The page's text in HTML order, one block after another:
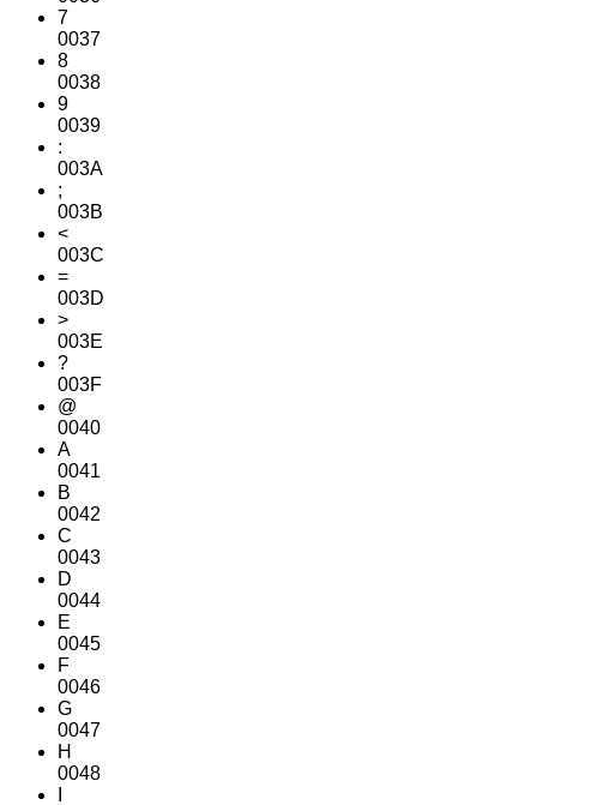
7
0037
8
0038
9
0039
:
003A
;
003B
<
003C
=
003D
>
003E
?
003F
@
0040
A
0041
B
0042
C
0043
D
0044
E
0045
F
0046
G
0047
H
0048